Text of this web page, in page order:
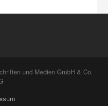
und Medien GmbH & Co.